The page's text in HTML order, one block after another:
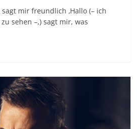
mir freundlich ‚Hallo (– ich
sehen –,) sagt mir, was